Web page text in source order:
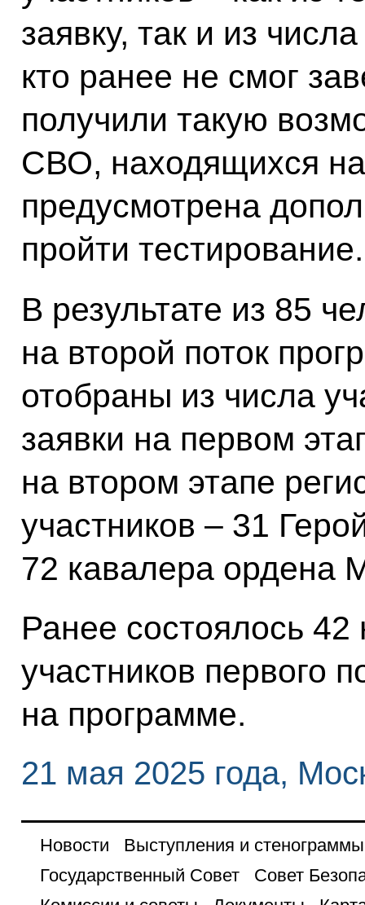
заявку, так и из
кто ранее не смог
получили такую
СВО, находящихся
предусмотрена
пройти тестирование.
В результате из 85
на второй поток
отобраны из числа
заявки на первом
на втором этапе
участников – 31
72 кавалера ордена
Ранее состоялось 42
участников первого
на программе.
21 мая 2025 года,
Новости
Выступления и стенограммы
Государственный Совет
Совет